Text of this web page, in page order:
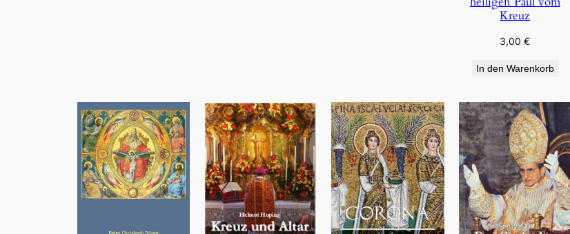
Kreuz
3,00€
In den Warenkorb